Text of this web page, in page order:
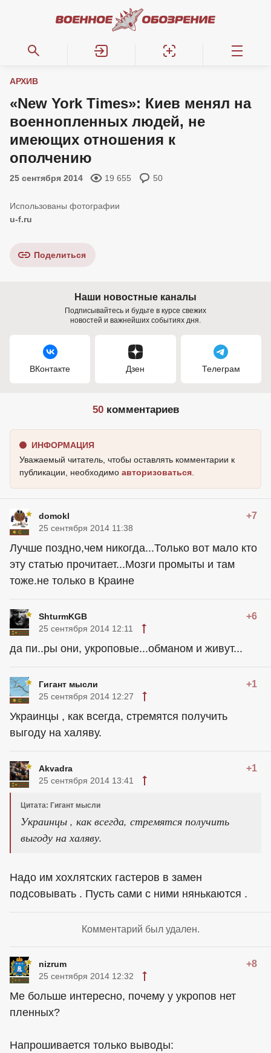
АРХИВ
«New York Times»: Киев менял на
военнопленных людей, не
имеющих отношения к
ополчению
25 сентября 2014 19 655 50
u-f.ru
Поделиться
Наши новостные каналы
Подписывайтесь и будьте в курсе свежих
новостей и важнейших событиях дня.
ВКонтакте Дзен Телеграм
50комментариев
ИНФОРМАЦИЯ
Уважаемый читатель, чтобы оставлять комментарии к
публикации, необходимо авторизоваться
domokl +7
25 сентября 2014 11:38
Лучше поздно,чем никогда...Только вот мало кто
эту статью прочитает...Мозги промыты и там
тоже.не только в Краине
ShturmKGB +6
25 сентября 2014 12:11
да пи..ры они, укроповые...обманом и живут...
Гигант мысли +1
25 сентября 2014 12:27
Украинцы , как всегда, стремятся получить
выгоду на халяву.
Akvadra +1
25 сентября 2014 13:41
Цитата: Гигант мысли
Украинцы , как всегда, стремятся получить
выгоду на халяву.
Надо им хохлятских гастеров в замен
подсовывать . Пусть сами с ними нянькаются .
Комментарий был удален.
nizrum +8
25 сентября 2014 12:32
Ме больше интересно, почему у укропов нет
пленных?
Напрошивается только выводы: